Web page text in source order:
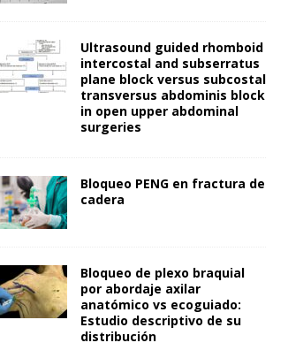
Ultrasound guided rhomboid
intercostal and subserratus
plane block versus subcostal
transversus abdominis block
in open upper abdominal
surgeries
Bloqueo PENG en fractura de
cadera
Bloqueo de plexo braquial
por abordaje axilar
anatómico vs ecoguiado:
Estudio descriptivo de su
distribución